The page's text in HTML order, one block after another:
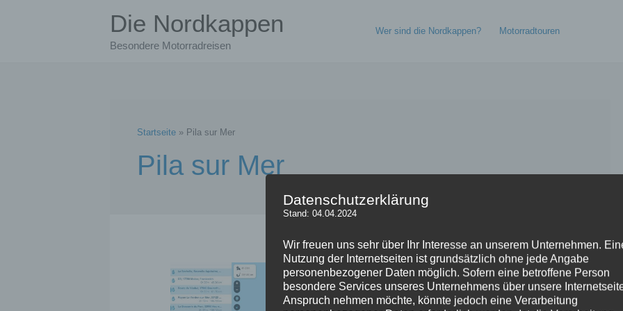
Die Nordkappen
Besondere Motorradreisen
Wer sind die Nordkappen? Motorradtouren
Startseite Pila sur Mer
Pila sur Mer
Datenschutzerklärung
Stand: 04.04.2024
Wir freuen uns sehr über Ihr Interesse an unserem Unternehmen.
Nutzung der Internetseiten ist grundsätzlich ohne jede Angabe
personenbezogener Daten möglich. Sofern eine betroffene Person
besondere Services unseres Unternehmens über unsere
Anspruch nehmen möchte, könnte jedoch eine Verarbeitung